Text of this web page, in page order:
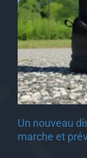
Un nouveau
marche et